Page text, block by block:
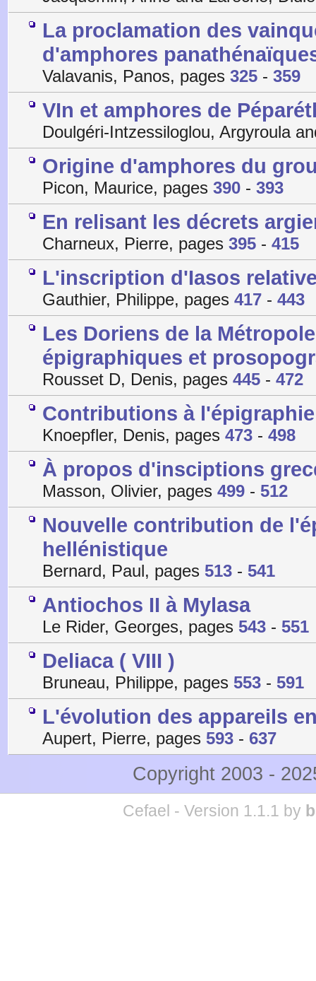
La proclamation des
d'amphores
Valavanis, Panos, pages 325 - 359
VIn et amphores de
Doulgéri-Intzessiloglou, Argyroula
Origine d'amphores du
Picon, Maurice, pages 390 - 393
En relisant les décrets
Charneux, Pierre, pages 395 - 415
L'inscription d'Iasos
Gauthier, Philippe, pages 417 - 443
Les Doriens de la
épigraphiques et
Rousset D, Denis, pages 445 - 472
Contributions à
Knoepfler, Denis, pages 473 - 498
À propos d'insciptions
Masson, Olivier, pages 499 - 512
Nouvelle contribution de
hellénistique
Bernard, Paul, pages 513 - 541
Antiochos II à Mylasa
Le Rider, Georges, pages 543 - 551
Deliaca ( VIII )
Bruneau, Philippe, pages 553 - 591
L'évolution des appareils
Aupert, Pierre, pages 593 - 637
Copyright 2003 -
Cefael - Version 1.1.1 by